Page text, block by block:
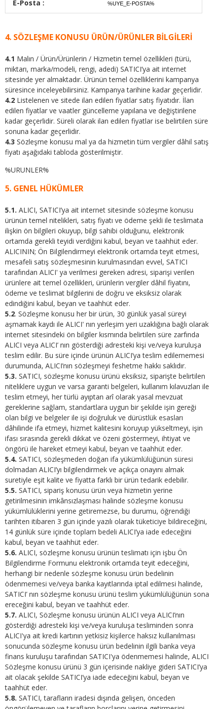
E-Posta : %UYE_E-POSTA%
4. SÖZLEŞME KONUSU ÜRÜN/ÜRÜNLER BİLGİLERİ
4.1 Malın / Ürün/Ürünlerin / Hizmetin temel özellikleri (türü,
miktarı, marka/modeli, rengi, adedi) SATICI’ya ait internet
sitesinde yer almaktadır. Ürünün temel özelliklerini kampanya
süresince inceleyebilirsiniz. Kampanya tarihine kadar geçerlidir.
4.2 Listelenen ve sitede ilan edilen fiyatlar satış fiyatıdır. İlan
edilen fiyatlar ve vaatler güncelleme yapılana ve değiştirilene
kadar geçerlidir. Süreli olarak ilan edilen fiyatlar ise belirtilen süre
sonuna kadar geçerlidir.
4.3 Sözleşme konusu mal ya da hizmetin tüm vergiler dâhil satış
fiyatı aşağıdaki tabloda gösterilmiştir.
%URUNLER%
5. GENEL HÜKÜMLER
5.1. ALICI, SATICI’ya ait internet sitesinde sözleşme konusu
ürünün temel nitelikleri, satış fiyatı ve ödeme şekli ile teslimata
ilişkin ön bilgileri okuyup, bilgi sahibi olduğunu, elektronik
ortamda gerekli teyidi verdiğini kabul, beyan ve taahhüt eder.
ALICININ; Ön Bilgilendirmeyi elektronik ortamda teyit etmesi,
mesafeli satış sözleşmesinin kurulmasından evvel, SATICI
tarafından ALICI' ya verilmesi gereken adresi, siparişi verilen
ürünlere ait temel özellikleri, ürünlerin vergiler dâhil fiyatını,
ödeme ve teslimat bilgilerini de doğru ve eksiksiz olarak
edindiğini kabul, beyan ve taahhüt eder.
5.2. Sözleşme konusu her bir ürün, 30 günlük yasal süreyi
aşmamak kaydı ile ALICI' nın yerleşim yeri uzaklığına bağlı olarak
internet sitesindeki ön bilgiler kısmında belirtilen süre zarfında
ALICI veya ALICI’ nın gösterdiği adresteki kişi ve/veya kuruluşa
teslim edilir. Bu süre içinde ürünün ALICI’ya teslim edilememesi
durumunda, ALICI’nın sözleşmeyi feshetme hakkı saklıdır.
5.3. SATICI, sözleşme konusu ürünü eksiksiz, siparişte belirtilen
niteliklere uygun ve varsa garanti belgeleri, kullanım kılavuzları ile
teslim etmeyi, her türlü ayıptan arî olarak yasal mevzuat
gereklerine sağlam, standartlara uygun bir şekilde işin gereği
olan bilgi ve belgeler ile işi doğruluk ve dürüstlük esasları
dâhilinde ifa etmeyi, hizmet kalitesini koruyup yükseltmeyi, işin
ifası sırasında gerekli dikkat ve özeni göstermeyi, ihtiyat ve
öngörü ile hareket etmeyi kabul, beyan ve taahhüt eder.
5.4. SATICI, sözleşmeden doğan ifa yükümlülüğünün süresi
dolmadan ALICI’yı bilgilendirmek ve açıkça onayını almak
suretiyle eşit kalite ve fiyatta farklı bir ürün tedarik edebilir.
5.5. SATICI, sipariş konusu ürün veya hizmetin yerine
getirilmesinin imkânsızlaşması halinde sözleşme konusu
yükümlülüklerini yerine getiremezse, bu durumu, öğrendiği
tarihten itibaren 3 gün içinde yazılı olarak tüketiciye bildireceğini,
14 günlük süre içinde toplam bedeli ALICI’ya iade edeceğini
kabul, beyan ve taahhüt eder.
5.6. ALICI, sözleşme konusu ürünün teslimatı için işbu Ön
Bilgilendirme Formunu elektronik ortamda teyit edeceğini,
herhangi bir nedenle sözleşme konusu ürün bedelinin
ödenmemesi ve/veya banka kayıtlarında iptal edilmesi halinde,
SATICI’ nın sözleşme konusu ürünü teslim yükümlülüğünün sona
ereceğini kabul, beyan ve taahhüt eder.
5.7. ALICI, Sözleşme konusu ürünün ALICI veya ALICI’nın
gösterdiği adresteki kişi ve/veya kuruluşa tesliminden sonra
ALICI'ya ait kredi kartının yetkisiz kişilerce haksız kullanılması
sonucunda sözleşme konusu ürün bedelinin ilgili banka veya
finans kuruluşu tarafından SATICI'ya ödenmemesi halinde, ALICI
Sözleşme konusu ürünü 3 gün içerisinde nakliye gideri SATICI’ya
ait olacak şekilde SATICI’ya iade edeceğini kabul, beyan ve
taahhüt eder.
5.8. SATICI, tarafların iradesi dışında gelişen, önceden